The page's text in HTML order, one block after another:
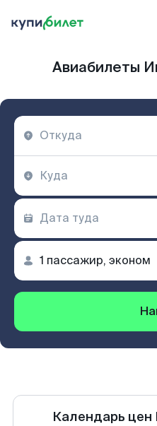
Авиабилеты
Календарь цен